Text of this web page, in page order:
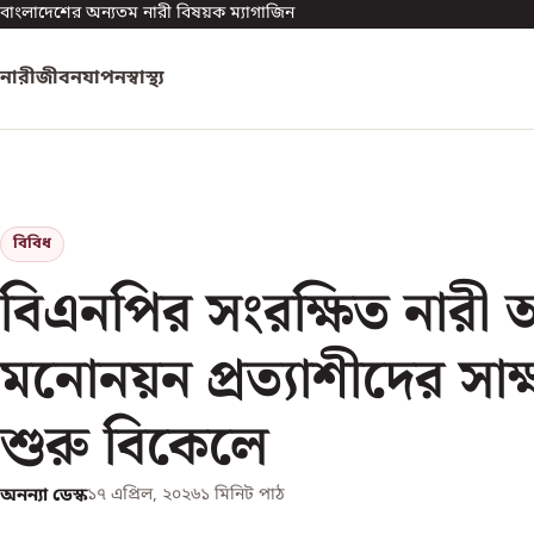
বাংলাদেশের অন্যতম নারী বিষয়ক ম্যাগাজিন
নারীজীবনযাপনস্বাস্থ্য
বিবিধ
বিএনপির সংরক্ষিত
মনোনয়ন প্রত্যাশীদের
শুরু বিকেলে
অনন্যা ডেস্ক১৭ এপ্রিল, ২০২৬১ মিনিট পাঠ